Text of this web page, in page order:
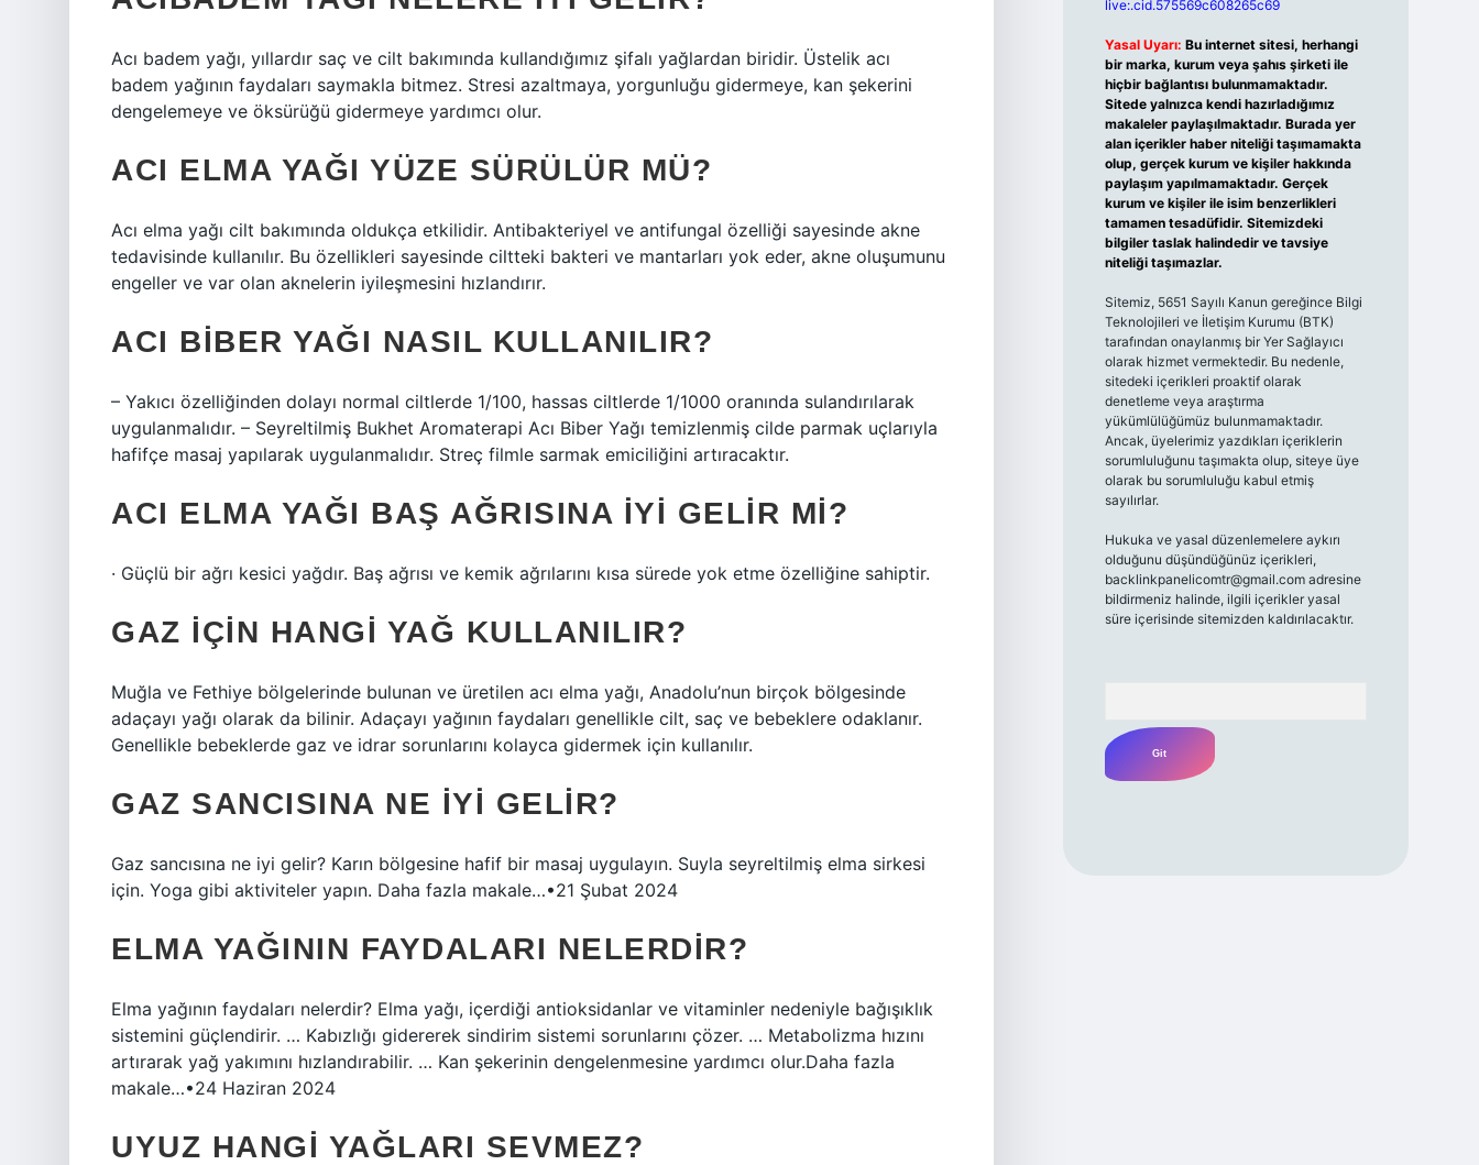
Acı badem yağı, yıllardır saç ve cilt bakımında kullandığımız şifalı yağlardan biridir. Üstelik acı
badem yağının faydaları saymakla bitmez. Stresi azaltmaya, yorgunluğu gidermeye, kan şekerini
dengelemeye ve öksürüğü gidermeye yardımcı olur.
ACI ELMA YAĞI YÜZE SÜRÜLÜR MÜ?
Acı elma yağı cilt bakımında oldukça etkilidir. Antibakteriyel ve antifungal özelliği sayesinde akne
tedavisinde kullanılır. Bu özellikleri sayesinde ciltteki bakteri ve mantarları yok eder, akne oluşumunu
engeller ve var olan aknelerin iyileşmesini hızlandırır.
ACI BIBER YAĞI NASIL KULLANILIR?
– Yakıcı özelliğinden dolayı normal ciltlerde 1/100, hassas ciltlerde 1/1000 oranında sulandırılarak
uygulanmalıdır. – Seyreltilmiş Bukhet Aromaterapi Acı Biber Yağı temizlenmiş cilde parmak uçlarıyla
hafifçe masaj yapılarak uygulanmalıdır. Streç filmle sarmak emiciliğini artıracaktır.
ACI ELMA YAĞI BAŞ AĞRISINA IYI GELIR MI?
· Güçlü bir ağrı kesici yağdır. Baş ağrısı ve kemik ağrılarını kısa sürede yok etme özelliğine sahiptir.
GAZ IÇIN HANGI YAĞ KULLANILIR?
Muğla ve Fethiye bölgelerinde bulunan ve üretilen acı elma yağı, Anadolu’nun birçok bölgesinde
adaçayı yağı olarak da bilinir. Adaçayı yağının faydaları genellikle cilt, saç ve bebeklere odaklanır.
Genellikle bebeklerde gaz ve idrar sorunlarını kolayca gidermek için kullanılır.
GAZ SANCISINA NE IYI GELIR?
Gaz sancısına ne iyi gelir? Karın bölgesine hafif bir masaj uygulayın. Suyla seyreltilmiş elma sirkesi
için. Yoga gibi aktiviteler yapın. Daha fazla makale…•21 Şubat 2024
ELMA YAĞININ FAYDALARI NELERDIR?
Elma yağının faydaları nelerdir? Elma yağı, içerdiği antioksidanlar ve vitaminler nedeniyle bağışıklık
sistemini güçlendirir. … Kabızlığı gidererek sindirim sistemi sorunlarını çözer. … Metabolizma hızını
artırarak yağ yakımını hızlandırabilir. … Kan şekerinin dengelenmesine yardımcı olur.Daha fazla
makale…•24 Haziran 2024
UYUZ HANGI YAĞLARI SEVMEZ?
live:.cid.575569c608265c69
Yasal Uyarı: Bu internet sitesi, herhangi
bir marka, kurum veya şahıs şirketi ile
hiçbir bağlantısı bulunmamaktadır.
Sitede yalnızca kendi hazırladığımız
makaleler paylaşılmaktadır. Burada yer
alan içerikler haber niteliği taşımamakta
olup, gerçek kurum ve kişiler hakkında
paylaşım yapılmamaktadır. Gerçek
kurum ve kişiler ile isim benzerlikleri
tamamen tesadüfidir. Sitemizdeki
bilgiler taslak halindedir ve tavsiye
niteliği taşımazlar.
Sitemiz, 5651 Sayılı Kanun gereğince Bilgi
Teknolojileri ve İletişim Kurumu (BTK)
tarafından onaylanmış bir Yer Sağlayıcı
olarak hizmet vermektedir. Bu nedenle,
sitedeki içerikleri proaktif olarak
denetleme veya araştırma
yükümlülüğümüz bulunmamaktadır.
Ancak, üyelerimiz yazdıkları içeriklerin
sorumluluğunu taşımakta olup, siteye üye
olarak bu sorumluluğu kabul etmiş
sayılırlar.
Hukuka ve yasal düzenlemelere aykırı
olduğunu düşündüğünüz içerikleri,
backlinkpanelicomtr@gmail.comadresine
bildirmeniz halinde, ilgili içerikler yasal
süre içerisinde sitemizden kaldırılacaktır.